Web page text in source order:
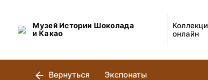
Музей Истории Шоколада
и Какао
онлайн
Вернуться Экспонаты